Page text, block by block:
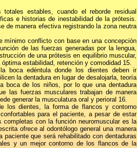
estables, cuando el reborde residual
e historias de inestabilidad de la prótesis.
de manera efectiva registrando la zona neutra
mínimo conflicto con base en una concepción
de las fuerzas generadas por la lengua,
de una prótesis en equilibrio muscular,
estabilidad, retención y comodidad 15.
boca edéntula donde los dientes deben ir
la dentadura en lugar de desalojarla, teoría
boca de los niños, por lo que una dentadura
las fuerzas musculares trabajan de manera
generar la musculatura oral y perioral 16.
los dientes, la forma de flancos y contorno
para el paciente, a pesar de estar
completas con la función neuromuscular es la
ofrece al odontólogo general una manera
que será rehabilitado con dentaduras
y un mejor contorno de los flancos de la